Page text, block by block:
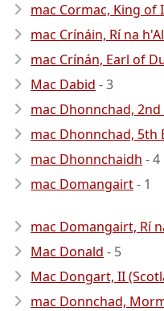
mac Cormac, King of
mac Crínáin, Rí na
mac Crínán, Earl of
Mac Dabid - 3
mac Dhonnchad,
mac Dhonnchad, 5th
mac Dhonnchaidh - 4
mac Domangairt- 1
mac Domangairt, Rí
Mac Donald - 5
Mac Dongart, II
mac Donnchad,